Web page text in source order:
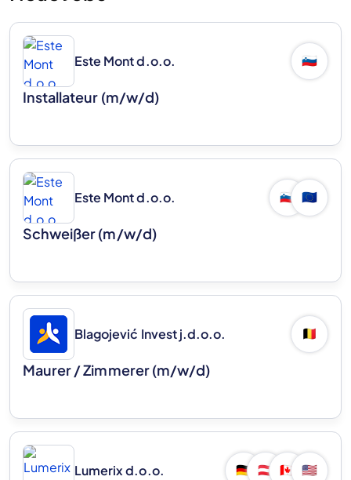
Este Mont d.o.o. 🇸🇮
Installateur (m/w/d)
Este Mont d.o.o. 🇸🇮 🇪🇺
Schweißer (m/w/d)
Blagojević Invest j.d.o.o. 🇧🇪
Maurer / Zimmerer (m/w/d)
Lumerix d.o.o. 🇩🇪 🇦🇹 🇨🇦 🇺🇸